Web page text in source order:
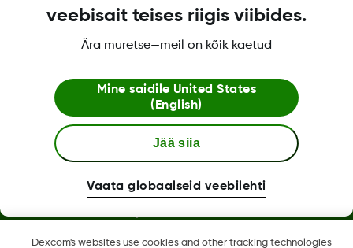
Dexcomi teave
Rohkem informatsiooni
Dexcom's websites use cookies and other tracking technologies
veebisait teises riigis viibides.
Ära muretse—meil on kõik kaetud
Mine saidile United States
(English)
Jää siia
Vaata globaalseid veebilehti